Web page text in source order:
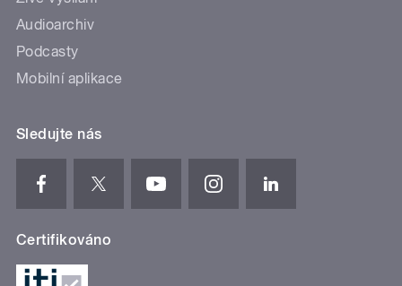
Audioarchiv
Podcasty
Mobilní aplikace
Sledujte nás
Certifikováno